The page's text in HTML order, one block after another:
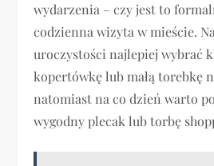
wydarzenia – czy jest to
codzienna wizyta w mieście.
uroczystości najlepiej wybrać
kopertówkę lub małą torebkę
natomiast na co dzień warto
wygodny plecak lub torbę